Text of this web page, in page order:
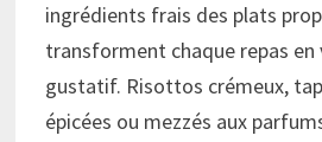
ingrédients frais des plats
transforment chaque repas
gustatif. Risottos crémeux,
épicées ou mezzés aux